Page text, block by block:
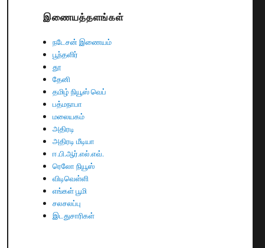
இணையத்தளங்கள்
நடேசன் இணையம்
பூந்தளிர்
தூ
தேனி
தமிழ் நியூஸ் வெப்
பத்மநாபா
மலையகம்
அதிரடி
அதிரடி மீடியா
ஈ.பி.ஆர்.எல்.எவ்.
ரெலோ நியூஸ்
விடிவெள்ளி
எங்கள் பூமி
சலசலப்பு
இடதுசாரிகள்